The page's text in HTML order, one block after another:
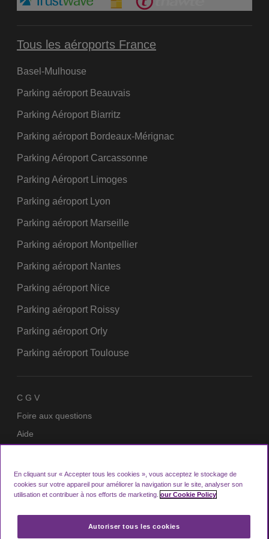
Tous les aéroports France
Basel-Mulhouse
Parking aéroport Beauvais
Parking Aéroport Biarritz
Parking aéroport Bordeaux-Mérignac
Parking Aéroport Carcassonne
Parking Aéroport Limoges
Parking aéroport Lyon
Parking aéroport Marseille
Parking aéroport Montpellier
Parking aéroport Nantes
Parking aéroport Nice
Parking aéroport Roissy
Parking aéroport Orly
Parking aéroport Toulouse
C G V
Foire aux questions
Aide
Politique en matière de cookies
Espace Membres
En cliquant sur « Accepter tous les cookies », vous acceptez le stockage de
cookies sur votre appareil pour améliorer la navigation sur le site, analyser son
utilisation et contribuer à nos efforts de marketing. our Cookie Policy
Autoriser tous les cookies